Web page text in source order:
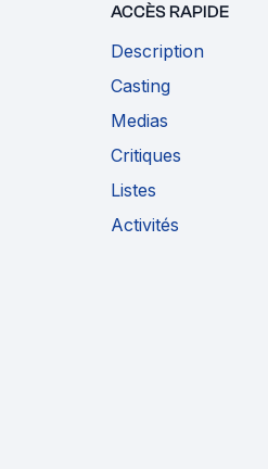
ACCÈS RAPIDE
Description
Casting
Medias
Critiques
Listes
Activités